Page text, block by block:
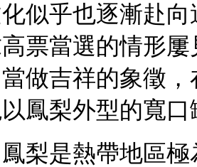
似乎也逐漸赴
票當選的情形
做吉祥的象徵
鳳梨外型的寬
是熱帶地區極